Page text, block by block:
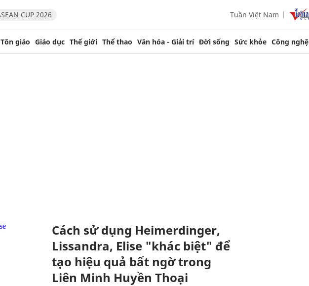
CUP 2026 Tuần Việt Nam
giáo Giáo dục Thế giới Thể thao Văn hóa - Giải trí Đời sống Sức khỏe Công nghệ
Cách sử dụng Heimerdinger,
Lissandra, Elise "khác biệt" để
tạo hiệu quả bất ngờ trong
Liên Minh Huyền Thoại